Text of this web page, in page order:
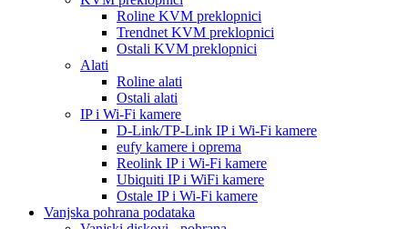
Roline KVM preklopnici
Trendnet KVM preklopnici
Ostali KVM preklopnici
Alati
Roline alati
Ostali alati
IP i Wi-Fi kamere
D-Link/TP-Link IP i Wi-Fi kamere
eufy kamere i oprema
Reolink IP i Wi-Fi kamere
Ubiquiti IP i WiFi kamere
Ostale IP i Wi-Fi kamere
Vanjska pohrana podataka